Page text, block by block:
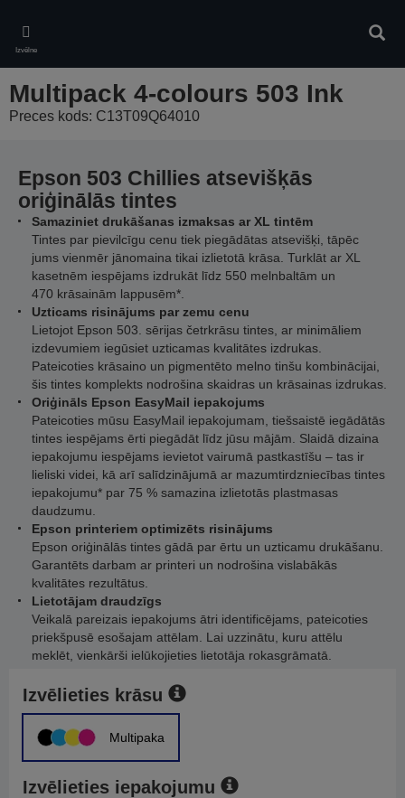
main
content
Izvēlne
Multipack 4-colours 503 Ink
Preces kods: C13T09Q64010
Epson 503 Chillies atsevišķās
oriģinālās tintes
Samaziniet drukāšanas izmaksas ar XL tintēm
Tintes par pievilcīgu cenu tiek piegādātas atsevišķi, tāpēc
jums vienmēr jānomaina tikai izlietotā krāsa. Turklāt ar XL
kasetnēm iespējams izdrukāt līdz 550 melnbaltām un
470 krāsainām lappusēm*.
Uzticams risinājums par zemu cenu
Lietojot Epson 503. sērijas četrkrāsu tintes, ar minimāliem
izdevumiem iegūsiet uzticamas kvalitātes izdrukas.
Pateicoties krāsaino un pigmentēto melno tinšu kombinācijai,
šis tintes komplekts nodrošina skaidras un krāsainas izdrukas.
Oriģināls Epson EasyMail iepakojums
Pateicoties mūsu EasyMail iepakojumam, tiešsaistē iegādātās
tintes iespējams ērti piegādāt līdz jūsu mājām. Slaidā dizaina
iepakojumu iespējams ievietot vairumā pastkastīšu – tas ir
lieliski videi, kā arī salīdzinājumā ar mazumtirdzniecības tintes
iepakojumu* par 75 % samazina izlietotās plastmasas
daudzumu.
Epson printeriem optimizēts risinājums
Epson oriģinālās tintes gādā par ērtu un uzticamu drukāšanu.
Garantēts darbam ar printeri un nodrošina vislabākās
kvalitātes rezultātus.
Lietotājam draudzīgs
Veikalā pareizais iepakojums ātri identificējams, pateicoties
priekšpusē esošajam attēlam. Lai uzzinātu, kuru attēlu
meklēt, vienkārši ielūkojieties lietotāja rokasgrāmatā.
Izvēlieties krāsu
Multipaka
Izvēlieties iepakojumu